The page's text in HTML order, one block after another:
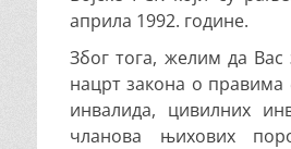
априла 1992. године.
Због тога, желим да
нацрт закона о правима
инвалида, цивилних
чланова њихових